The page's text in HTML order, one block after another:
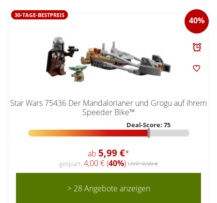
40%
30-TAGE-BESTPREIS
Star Wars 75436 Der Mandalorianer und Grogu auf ihrem
Speeder Bike™
Deal-Score: 75
ab 5,99 €*
gespart: 4,00 € (40%) UVP 9,99 €
> 28 Angebote anzeigen